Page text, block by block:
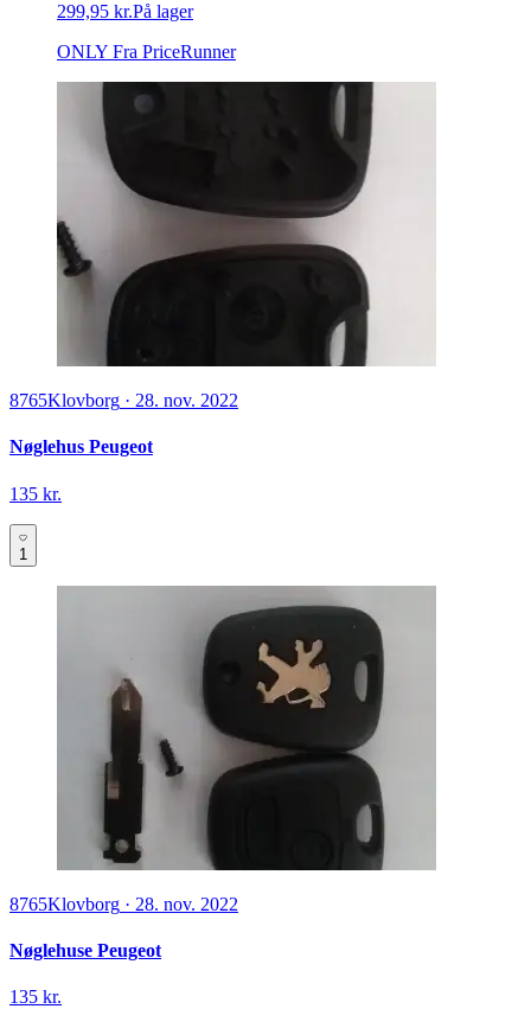
299,95 kr.På lager
ONLY Fra PriceRunner
8765Klovborg · 28. nov. 2022
Nøglehus Peugeot
135 kr.
1
8765Klovborg · 28. nov. 2022
Nøglehuse Peugeot
135 kr.